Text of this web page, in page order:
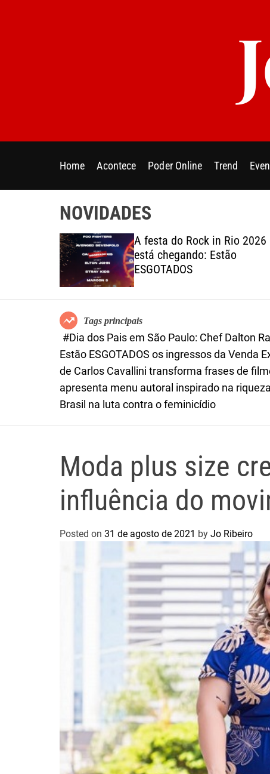
t
Home Acontece Poder Online Trend
NOVIDADES
A festa do Rock in Rio 2026
está chegando: Estão
ESGOTADOS
Tags principais
#Dia dos Pais em São Paulo: Chef Dalton
Estão ESGOTADOS os ingressos da Venda
de Carlos Cavallini transforma frases de
apresenta menu autoral inspirado na
Brasil na luta contra o feminicídio
Moda plus size
influência do
Posted on 31 de agosto de 2021 by Jo Ribeiro